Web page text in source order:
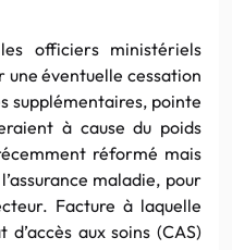
officiers ministériels
une éventuelle cessation
supplémentaires, pointe
à cause du poids
réformé mais
maladie, pour
Facture à laquelle
aux soins (CAS)